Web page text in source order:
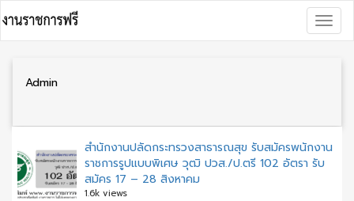
to
content
Admin
สำนักงานปลัดกระทรวงสาธารณสุข รับสมัครพนักงาน
ราชการรูปแบบพิเศษ วุฒิ ปวส./ป.ตรี 102 อัตรา รับ
สมัคร 17 – 28 สิงหาคม
1.6k views